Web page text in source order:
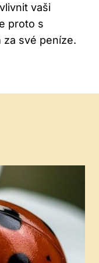
vaši
proto s
za své peníze.